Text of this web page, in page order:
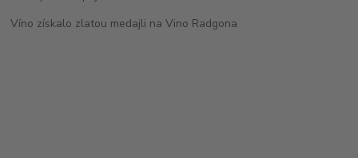
Víno získalo zlatou medajli na Vino Radgona